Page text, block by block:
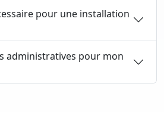
pour une installation
administratives pour mon